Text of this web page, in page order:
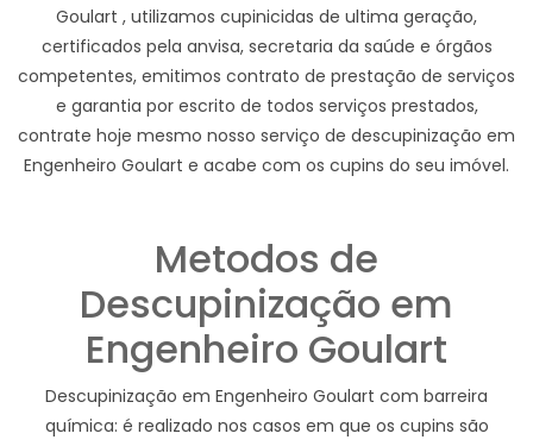
Goulart , utilizamos cupinicidas de ultima geração,
certificados pela anvisa, secretaria da saúde e órgãos
competentes, emitimos contrato de prestação de serviços
e garantia por escrito de todos serviços prestados,
contrate hoje mesmo nosso serviço de descupinização em
Engenheiro Goulart e acabe com os cupins do seu imóvel.
Metodos de
Descupinização em
Engenheiro Goulart
Descupinização em Engenheiro Goulart com barreira
química: é realizado nos casos em que os cupins são